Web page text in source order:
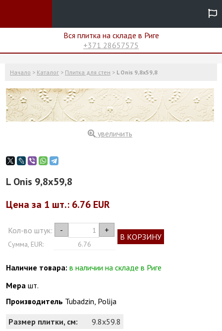
Вся плитка на складе в Риге
+371 28657575
Начало > Каталог > Плитка для стен > L Onis 9,8x59,8
увеличить
L Onis 9,8x59,8
Цена за 1 шт.: 6.76 EUR
Кол-во штук: - +
Сумма, EUR: 6.76
В КОРЗИНУ
Наличие товара: в наличии на складе в Риге
Мера шт.
Производитель Tubadzin, Polija
Размер плитки, см:
9.8x59.8